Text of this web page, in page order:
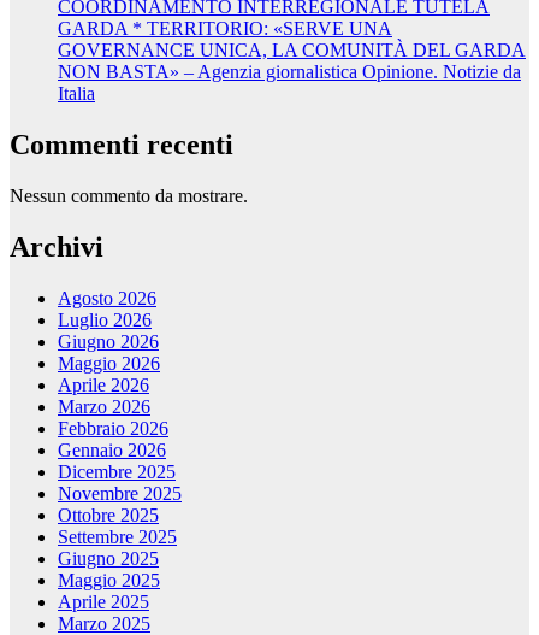
COORDINAMENTO INTERREGIONALE TUTELA
GARDA * TERRITORIO: «SERVE UNA
GOVERNANCE UNICA, LA COMUNITÀ DEL GARDA
NON BASTA» – Agenzia giornalistica Opinione. Notizie da
Italia
Commenti recenti
Nessun commento da mostrare.
Archivi
Agosto 2026
Luglio 2026
Giugno 2026
Maggio 2026
Aprile 2026
Marzo 2026
Febbraio 2026
Gennaio 2026
Dicembre 2025
Novembre 2025
Ottobre 2025
Settembre 2025
Giugno 2025
Maggio 2025
Aprile 2025
Marzo 2025